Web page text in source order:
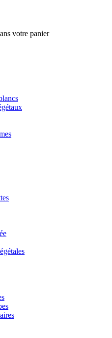
votre panier